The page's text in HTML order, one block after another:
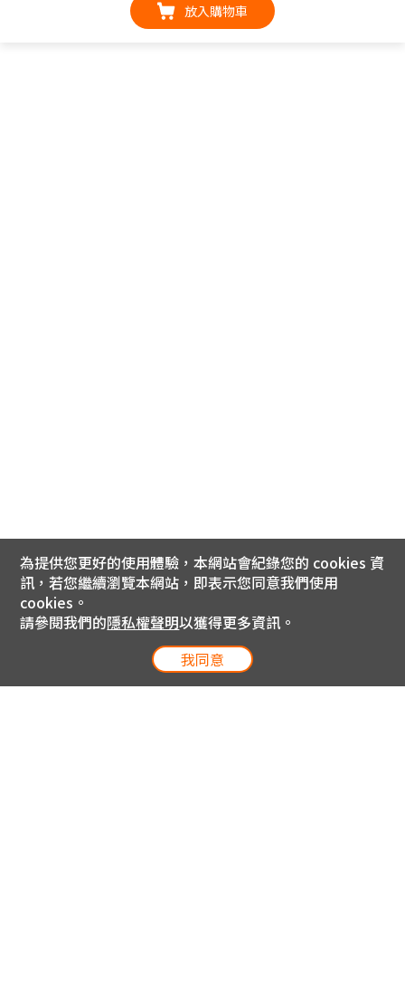
放入購物車
為提供您更好的使用體驗，本網站會紀錄您的 cookies 資
訊，若您繼續瀏覽本網站，即表示您同意我們使用
cookies。
請參閱我們的隱私權聲明以獲得更多資訊。
我同意